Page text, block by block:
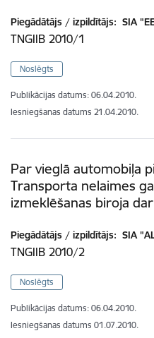
Piegādātājs / izpildītājs: SIA
TNGIIB 2010/1
Noslēgts
Publikācijas datums: 06.04.2010.
Iesniegšanas datums 21.04.2010.
Par vieglā automobiļa
Transporta nelaimes
izmeklēšanas biroja
Piegādātājs / izpildītājs: SIA
TNGIIB 2010/2
Noslēgts
Publikācijas datums: 06.04.2010.
Iesniegšanas datums 01.07.2010.